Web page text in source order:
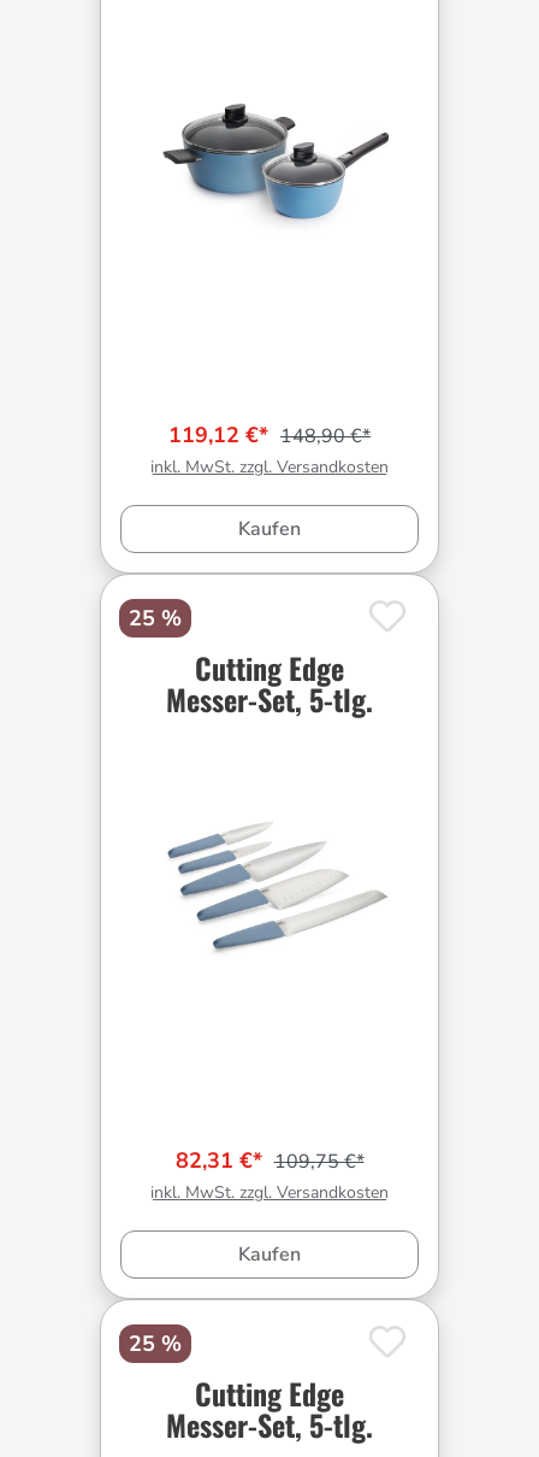
119,12 €* 148,90 €*
inkl. MwSt. zzgl. Versandkosten
Kaufen
25 %
Cutting Edge
Messer-Set, 5-tlg.
82,31 €* 109,75 €*
inkl. MwSt. zzgl. Versandkosten
Kaufen
25 %
Cutting Edge
Messer-Set, 5-tlg.